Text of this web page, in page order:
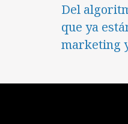
Del
que ya
marketing